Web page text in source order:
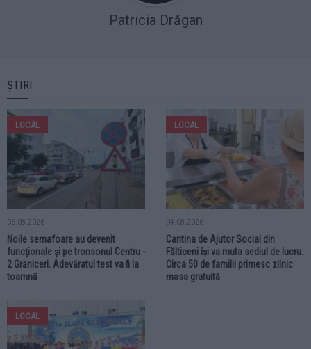
Patricia Drăgan
ȘTIRI
LOCAL
06.08.2026
Noile semafoare au devenit
funcționale și pe tronsonul Centru -
2 Grăniceri. Adevăratul test va fi la
toamnă
LOCAL
04.08.2026
Cantina de Ajutor Social din
Fălticeni își va muta sediul de lucru.
Circa 50 de familii primesc zilnic
masa gratuită
LOCAL